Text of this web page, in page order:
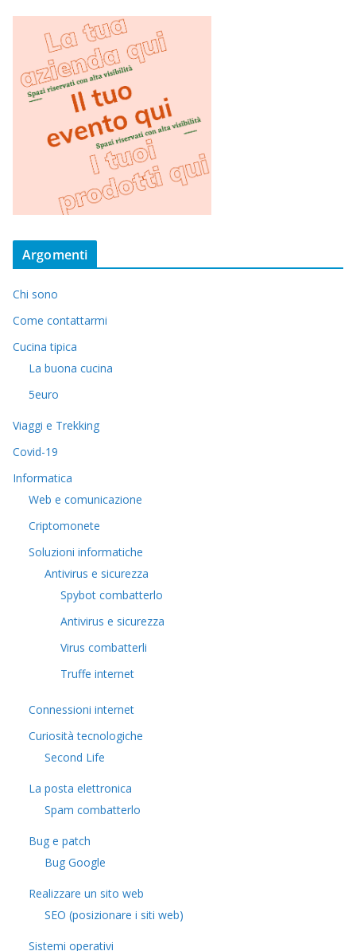
Argomenti
Chi sono
Come contattarmi
Cucina tipica
La buona cucina
5euro
Viaggi e Trekking
Covid-19
Informatica
Web e comunicazione
Criptomonete
Soluzioni informatiche
Antivirus e sicurezza
Spybot combatterlo
Antivirus e sicurezza
Virus combatterli
Truffe internet
Connessioni internet
Curiosità tecnologiche
​Second Life
La posta elettronica
Spam combatterlo
Bug e patch
Bug Google
Realizzare un sito web
SEO (posizionare i siti web)
Sistemi operativi